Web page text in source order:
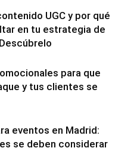
UGC y por qué
en tu estrategia de
para que
y tus clientes se
eventos en Madrid:
se deben considerar